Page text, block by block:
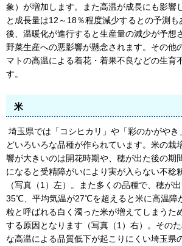
象）が増加します。また高温が成長にも影響
と成長量は12～18％程度減少するとの予測も
後、温暖化が進行すると生産量の減少が予想
野菜生産への悪影響が懸念されます。その他
マトの高温による着花・着果不良などの生育
す。
米
埼玉県では「コシヒカリ」や「彩のかがや
どいろいろな品種が作られています。米の栽
響が大きいのは開花時期や、穂が出た後の期
になると受精障がいにより実が入らない不稔
（写真（1）左）。また多くの品種で、穂が
35℃、平均気温が27℃を超えると米に高温障
粒と呼ばれる白く濁った米が増えてしまうた
する原因となります（写真（1）右）。その
な高温による品質低下が起こりにくい埼玉県